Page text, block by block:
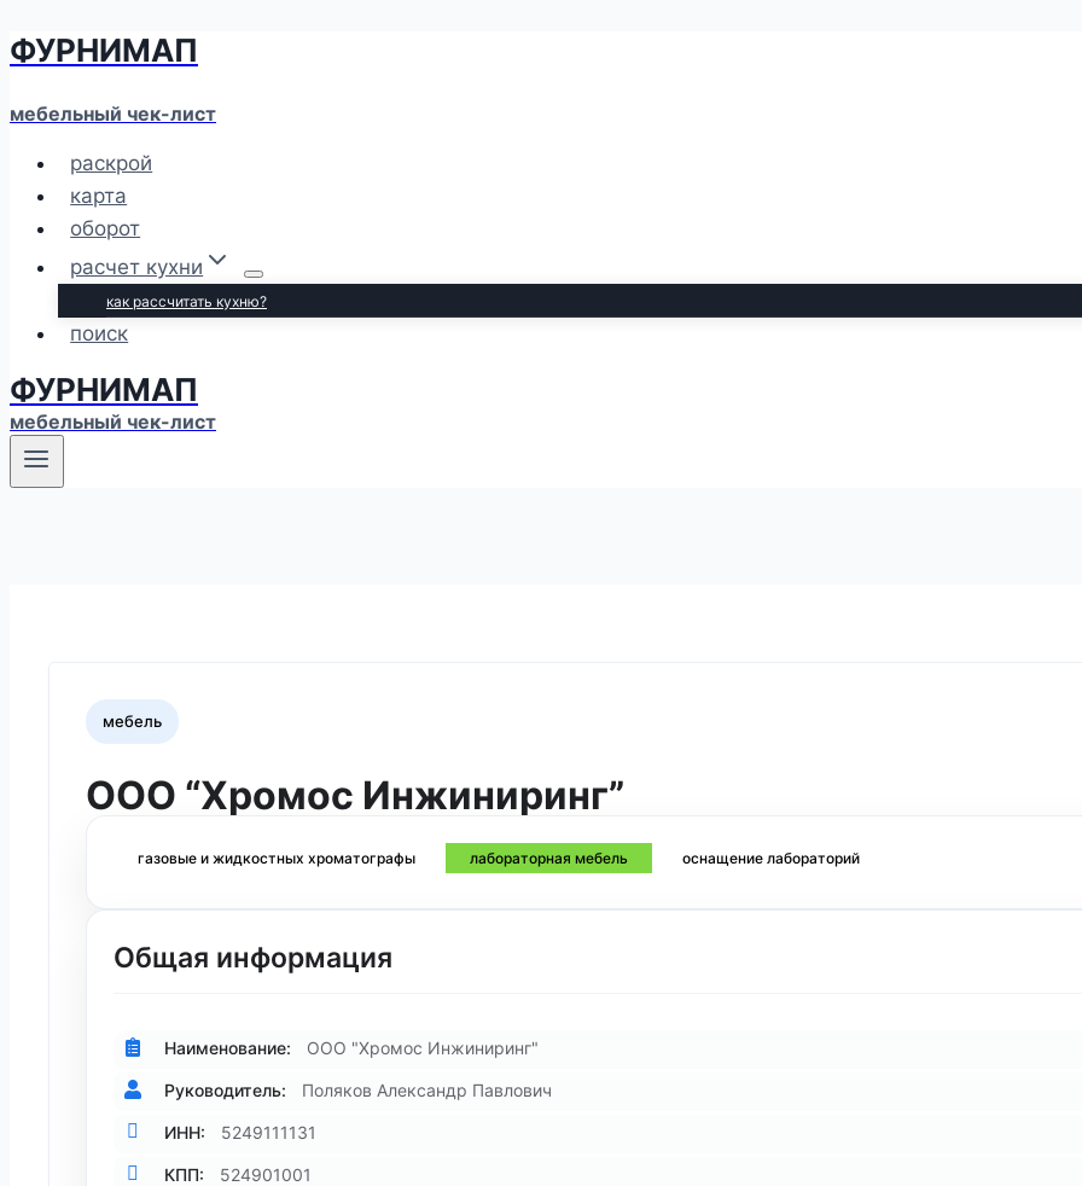
Перейти
содержимому
ФУРНИМАП
мебельный чек-лист
раскрой
карта
оборот
расчет кухни
как рассчитать кухню?
поиск
ФУРНИМАП
мебельный чек-лист
мебель
ООО “Хромос Инжиниринг”
газовые и жидкостных хроматографы лабораторная мебель оснащение лабораторий
Общая информация
Наименование: ООО "Хромос Инжиниринг"
Руководитель: Поляков Александр Павлович
ИНН: 5249111131
КПП: 524901001